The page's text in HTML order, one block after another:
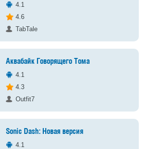
4.1
4.6
TabTale
Аквабайк Говорящего Тома
4.1
4.3
Outfit7
Sonic Dash: Новая версия
4.1